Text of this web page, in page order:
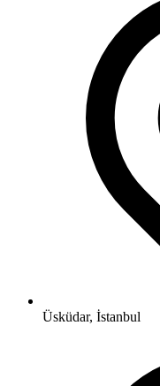
Üsküdar, İstanbul